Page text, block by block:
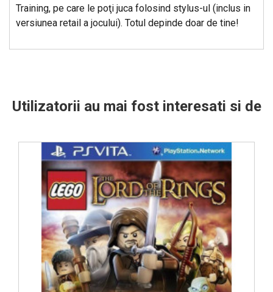
Training, pe care le poţi juca folosind stylus-ul (inclus in
versiunea retail a jocului). Totul depinde doar de tine!
Utilizatorii au mai fost interesati si de